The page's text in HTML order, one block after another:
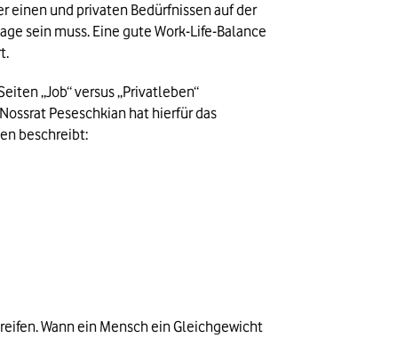
einen und privaten Bedürfnissen auf der
sein muss. Eine gute Work-Life-Balance
„Job“ versus „Privatleben“
Peseschkian hat hierfür das
beschreibt:
Wann ein Mensch ein Gleichgewicht